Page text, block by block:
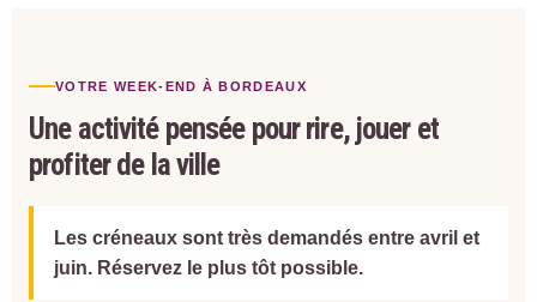
VOTRE WEEK-END À BORDEAUX
Une activité pensée pour rire, jouer et
profiter de la ville
Les créneaux sont très demandés entre avril et
juin. Réservez le plus tôt possible.